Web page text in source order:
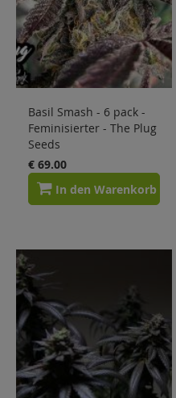
Basil Smash - 6 pack -
Feminisierter - The Plug
Seeds
€ 69.00
In den Warenkorb